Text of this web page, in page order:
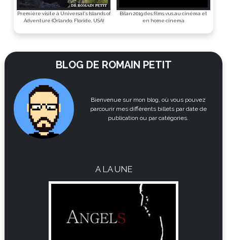
Première visite à Universal's Islands of
Adventure (Orlando, Floride, USA)
Bilan 2019 des films vus au cinéma et
en home cinema
BLOG DE ROMAIN PETIT
Bienvenue sur mon blog, où vous pouvez
parcourir mes différents billets par date de
publication ou par catégories.
A LA UNE